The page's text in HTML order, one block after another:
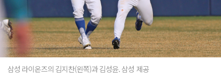
삼성 라이온즈의 김지찬(왼쪽)과 김성윤. 삼성 제공